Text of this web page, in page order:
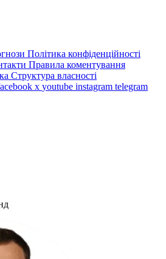
Політика конфіденційності
Правила коментування
Структура власності
x youtube instagram telegram